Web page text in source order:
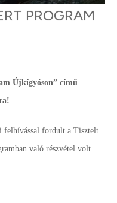
PROGRAM
Újkígyóson” című
felhívással fordult a Tisztelt
való részvétel volt.